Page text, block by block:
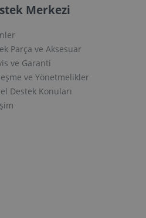
Merkezi
Parça ve Aksesuar
ve Garanti
ve Yönetmelikler
Destek Konuları